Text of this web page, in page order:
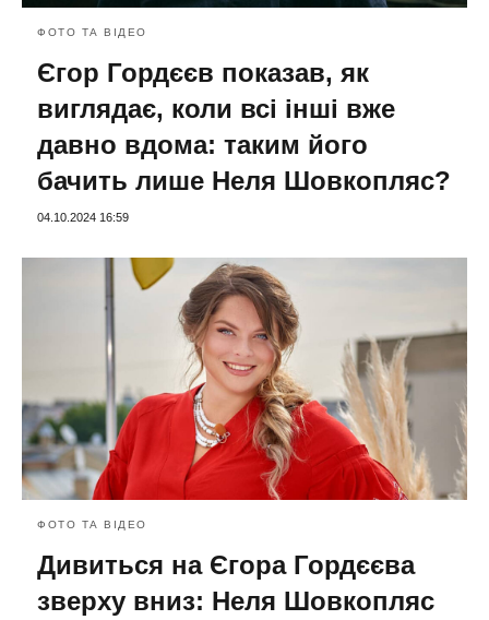
ФОТО ТА ВІДЕО
Єгор Гордєєв показав, як
виглядає, коли всі інші вже
давно вдома: таким його
бачить лише Неля Шовкопляс?
04.10.2024 16:59
ФОТО ТА ВІДЕО
Дивиться на Єгора Гордєєва
зверху вниз: Неля Шовкопляс